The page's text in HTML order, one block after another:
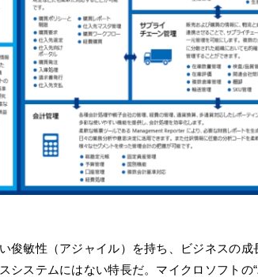
俊敏性（アジャイル）を持ち、ビジネスの成
システムにはない特長だ。マイクロソフトの